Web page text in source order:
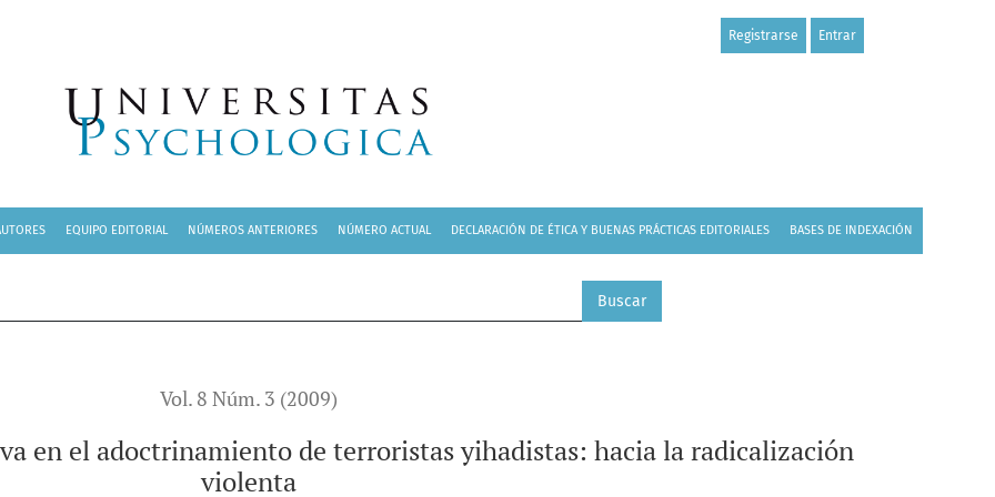
de terroristas yihadistas: hacia la radicalización violenta
EQUIPO EDITORIAL NÚMEROS ANTERIORES NÚMERO ACTUAL DECLARACIÓN DE ÉTICA Y BUENAS PRÁCTICAS EDITORIALES BASES DE INDEXACIÓN
Registrarse Entrar
Buscar
Vol. 8 Núm. 3 (2009)
en el adoctrinamiento de terroristas yihadistas: hacia la radicalización
violenta